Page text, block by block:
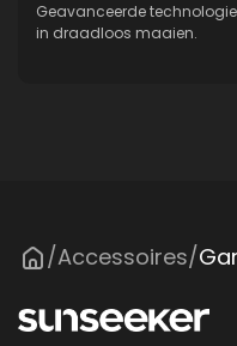
Geavanceerde
in draadloos maaien.
/Accessoires/